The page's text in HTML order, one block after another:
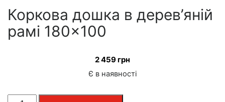
Коркова дошка в дерев’яній
рамі 180×100
2 459грн
Є в наявності